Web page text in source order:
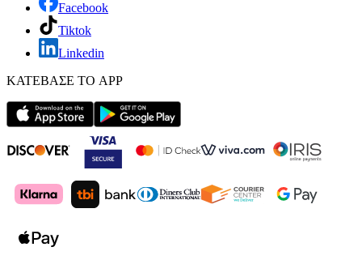
Facebook
Tiktok
Linkedin
ΚΑΤΕΒΑΣΕ ΤΟ APP